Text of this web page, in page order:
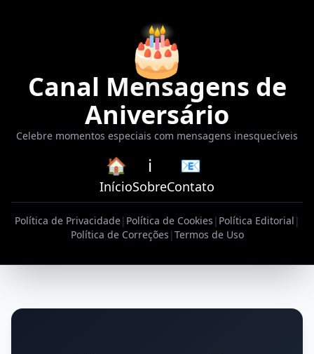
🎂
Canal Mensagens de
Aniversário
Celebre momentos especiais com mensagens inesquecíveis
🏠
Início
ℹ️
Sobre
📧
Contato
Política de Privacidade| Política de Cookies | Política Editorial |
Política de Correções |Termos de Uso